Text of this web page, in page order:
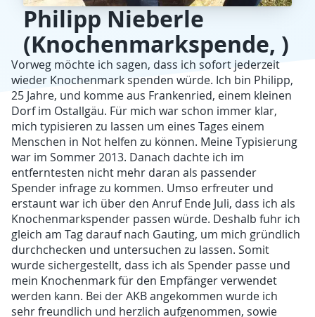
Philipp Nieberle
(Knochenmarkspende, )
Vorweg möchte ich sagen, dass ich sofort jederzeit
wieder Knochenmark spenden würde. Ich bin Philipp,
25 Jahre, und komme aus Frankenried, einem kleinen
Dorf im Ostallgäu. Für mich war schon immer klar,
mich typisieren zu lassen um eines Tages einem
Menschen in Not helfen zu können. Meine Typisierung
war im Sommer 2013. Danach dachte ich im
entferntesten nicht mehr daran als passender
Spender infrage zu kommen. Umso erfreuter und
erstaunt war ich über den Anruf Ende Juli, dass ich als
Knochenmarkspender passen würde. Deshalb fuhr ich
gleich am Tag darauf nach Gauting, um mich gründlich
durchchecken und untersuchen zu lassen. Somit
wurde sichergestellt, dass ich als Spender passe und
mein Knochenmark für den Empfänger verwendet
werden kann. Bei der AKB angekommen wurde ich
sehr freundlich und herzlich aufgenommen, sowie